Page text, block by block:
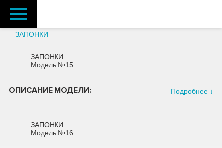
ЗАПОНКИ
ЗАПОНКИ
Модель №15
ОПИСАНИЕ МОДЕЛИ: Подробнее ↓
ЗАПОНКИ
Модель №16